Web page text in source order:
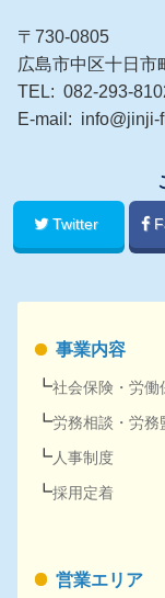
〒730-0805
広島市中区十日市
TEL
082-293-
E-mail
info@jinji-
Twitter
事業内容
社会保険 ・ 労働
労務相談・ 労務
人事制度
採用定着
営業エリア